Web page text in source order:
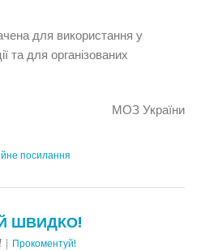
для використання у
та для організованих
МОЗ України
посилання
ШВИДКО!
| Прокоментуй!